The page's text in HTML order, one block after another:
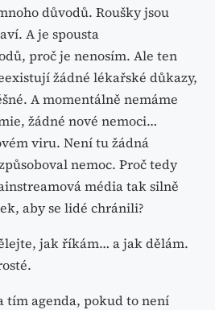
důvodů. Roušky jsou
A je spousta
proč je nenosím. Ale ten
žádné lékařské důkazy,
A momentálně nemáme
žádné nové nemoci…
viru. Není tu žádná
nemoc. Proč tedy
média tak silně
aby se lidé chránili?
jak říkám… a jak dělám.
tím agenda, pokud to není